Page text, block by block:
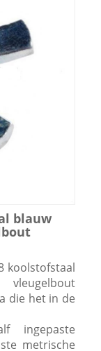
blauw
koolstofstaal
die het in de
ingepaste
metrische